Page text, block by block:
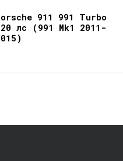
911 991 Turbo
лс (991 Mk1 2011-